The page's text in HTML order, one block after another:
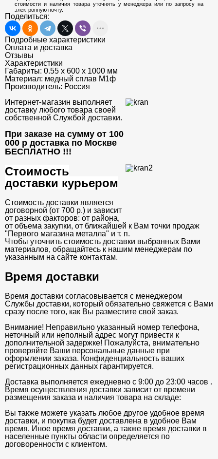
стоимости и наличия товара уточнять у менеджера или по запросу на
электронную почту.
Поделиться:
Подробные характеристики
Оплата и доставка
Отзывы
Характеристики
Габариты: 0.55 х 600 х 1000 мм
Материал: медный сплав М1ф
Производитель: Россия
Интернет-магазин выполняет
доставку любого товара своей
собственной Службой доставки.
При заказе на сумму от 100
000 р доставка по Москве
БЕСПЛАТНО !!!
Стоимость
доставки курьером
Стоимость доставки является
договорной (от 700 р.) и зависит
от разных факторов: от района,
от объема закупки, от ближайшей к Вам точки продаж
"Первого магазина металла" и т. п.
Чтобы уточнить стоимость доставки выбранных Вами
материалов, обращайтесь к нашим менеджерам по
указанным на сайте контактам.
Время доставки
Время доставки согласовывается с менеджером
Службы доставки, который обязательно свяжется с Вами
сразу после того, как Вы разместите свой заказ.
Внимание! Неправильно указанный номер телефона,
неточный или неполный адрес могут привести к
дополнительной задержке! Пожалуйста, внимательно
проверяйте Ваши персональные данные при
оформлении заказа. Конфиденциальность ваших
регистрационных данных гарантируется.
Доставка выполняется ежедневно с 9:00 до 23:00 часов .
Время осуществления доставки зависит от времени
размещения заказа и наличия товара на складе:
Вы также можете указать любое другое удобное время
доставки, и покупка будет доставлена в удобное Вам
время. Иное время доставки, а также время доставки в
населенные пункты области определяется по
договоренности с клиентом.